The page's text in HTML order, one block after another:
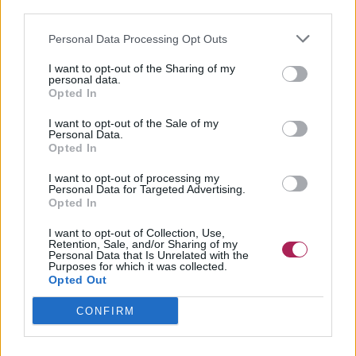
Personal Data Processing Opt Outs
I want to opt-out of the Sharing of my
personal data.
Opted In
I want to opt-out of the Sale of my
Personal Data.
Opted In
I want to opt-out of processing my
Personal Data for Targeted Advertising.
Opted In
I want to opt-out of Collection, Use,
Retention, Sale, and/or Sharing of my
Personal Data that Is Unrelated with the
Purposes for which it was collected.
Opted Out
CONFIRM